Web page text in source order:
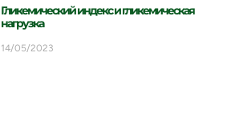
Гликемический индекс и гликемическая
нагрузка
14/05/2023